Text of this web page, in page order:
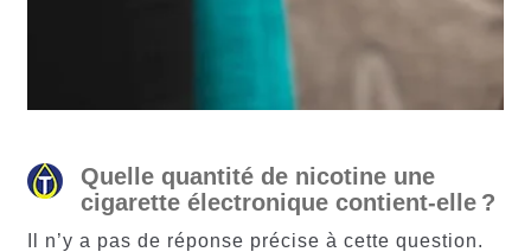
Quelle quantité de nicotine une
cigarette électronique contient-elle ?
Il n’y a pas de réponse précise à cette question.